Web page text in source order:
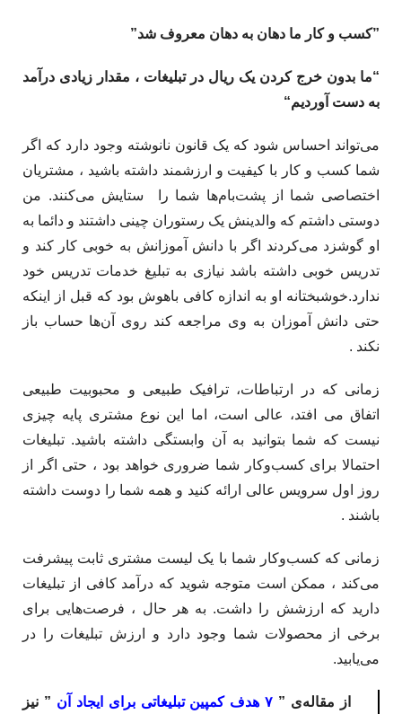
​”کسب و کار ما دهان به دهان معروف شد”
“ما بدون خرج کردن یک ریال در تبلیغات ، مقدار زیادی درآمد
به دست آوردیم“
می‌تواند احساس شود که یک قانون نانوشته وجود دارد که اگر
شما کسب و کار با کیفیت و ارزشمند داشته باشید ، مشتریان
اختصاصی شما از پشت‌بام‌ها شما را ستایش می‌کنند. من
دوستی داشتم که والدینش یک رستوران چینی داشتند و دائما به
او گوشزد می‌کردند اگر با دانش آموزانش به خوبی کار کند و
تدریس خوبی داشته باشد نیازی به تبلیغ خدمات تدریس خود
ندارد.خوشبختانه او به اندازه کافی باهوش بود که قبل از اینکه
حتی دانش آموزان به وی مراجعه کند روی آن‌ها حساب باز
نکند . ​
​زمانی که در ارتباطات، ترافیک طبیعی و محبوبیت طبیعی
اتفاق می افتد، عالی است، اما این نوع مشتری پایه چیزی
نیست که شما بتوانید به آن وابستگی داشته باشید. تبلیغات
احتمالا برای کسب‌وکار شما ضروری خواهد بود ، حتی اگر از
روز اول سرویس عالی ارائه کنید و همه شما را دوست داشته
باشند .
زمانی که کسب‌وکار شما با یک لیست مشتری ثابت پیشرفت
می‌کند ، ممکن است متوجه شوید که درآمد کافی از تبلیغات
دارید که ارزشش را داشت. به هر حال ، فرصت‌هایی برای
برخی از محصولات شما وجود دارد و ارزش تبلیغات را در
می‌یابید.
از مقاله‌ی ” ۷ هدف کمپین تبلیغاتی برای ایجاد آن
” نیز